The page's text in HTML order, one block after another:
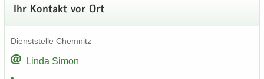
Ihr Kon­takt vor Ort
Dienst­stel­le Chem­nitz
Linda Simon